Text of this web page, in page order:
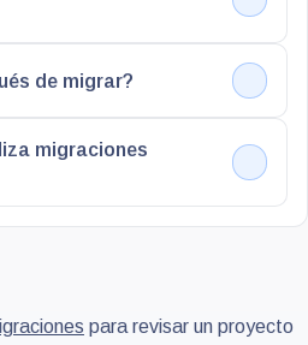
de migrar?
migraciones
para revisar un proyecto